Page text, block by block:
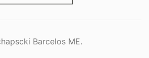
Barcelos ME.